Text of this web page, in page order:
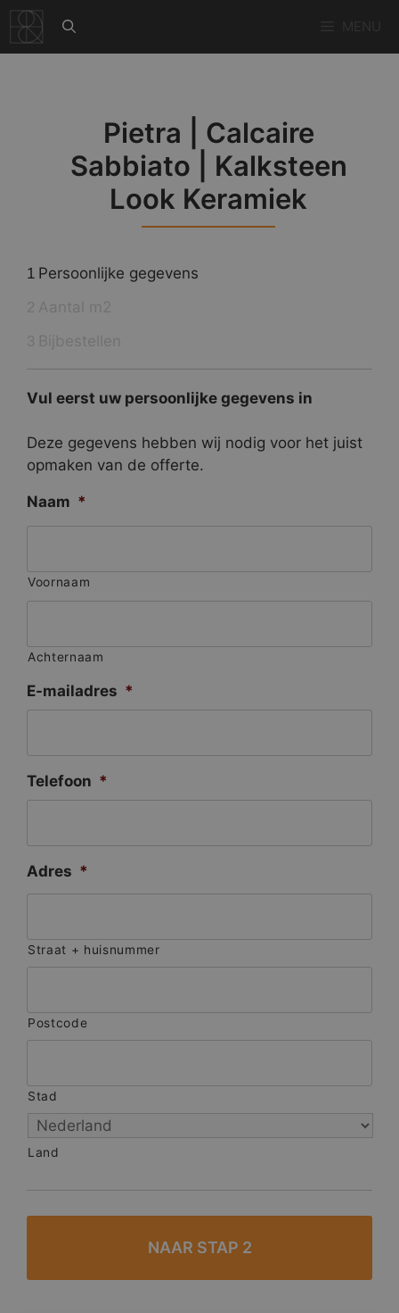
naar
de
Pietra | Calcaire
Sabbiato | Kalksteen
Look Keramiek
1 Persoonlijke gegevens
Vul eerst uw persoonlijke gegevens in
Deze gegevens hebben wij nodig voor het juist
opmaken van de offerte.
Naam *
Voornaam
Achternaam
E-mailadres *
Telefoon *
Adres *
Straat + huisnummer
Postcode
Stad
Land